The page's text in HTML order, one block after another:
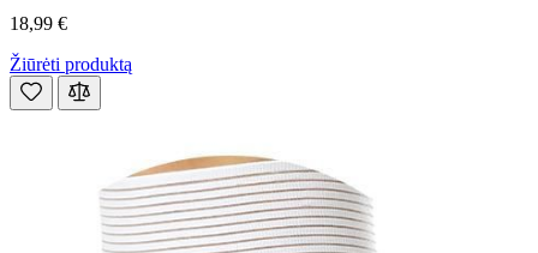
18,99 €
Žiūrėti produktą